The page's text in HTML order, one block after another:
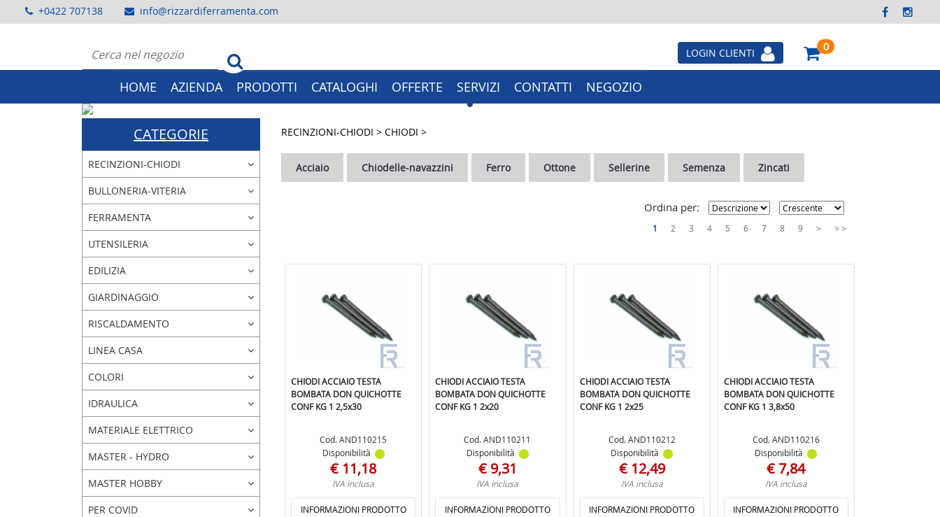
+0422 707138 info@rizzardiferramenta.com
LOGIN CLIENTI
0
HOME AZIENDA PRODOTTI CATALOGHI OFFERTE SERVIZI CONTATTI NEGOZIO
CATEGORIE
RECINZIONI-CHIODI
BULLONERIA-VITERIA
FERRAMENTA
UTENSILERIA
EDILIZIA
GIARDINAGGIO
RISCALDAMENTO
LINEA CASA
COLORI
IDRAULICA
MATERIALE ELETTRICO
MASTER - HYDRO
MASTER HOBBY
PER COVID
RECINZIONI-CHIODI > CHIODI >
Acciaio Chiodelle-navazzini Ferro Ottone Sellerine Semenza Zincati
Ordina per:
1 2 3 4 5 6 7 8 9 > > >
CHIODI ACCIAIO TESTA
BOMBATA DON QUICHOTTE
CONF KG 1 2,5x30
Cod. AND110215
Disponibilità
€ 11,18
IVA inclusa
INFORMAZIONI PRODOTTO
CHIODI ACCIAIO TESTA
BOMBATA DON QUICHOTTE
CONF KG 1 2x20
Cod. AND110211
Disponibilità
€ 9,31
IVA inclusa
INFORMAZIONI PRODOTTO
CHIODI ACCIAIO TESTA
BOMBATA DON QUICHOTTE
CONF KG 1 2x25
Cod. AND110212
Disponibilità
€ 12,49
IVA inclusa
INFORMAZIONI PRODOTTO
CHIODI ACCIAIO TESTA
BOMBATA DON QUICHOTTE
CONF KG 1 3,8x50
Cod. AND110216
Disponibilità
€ 7,84
IVA inclusa
INFORMAZIONI PRODOTTO